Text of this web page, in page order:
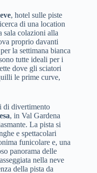
, hotel sulle piste
di una location
sala colazioni alla
proprio davanti
la settimana bianca
tutte ideali per i
dove gli sciatori
le prime curve,
di divertimento
, in Val Gardena
La pista si
e spettacolari
funicolare e, una
panorama delle
nella neve
della pista da